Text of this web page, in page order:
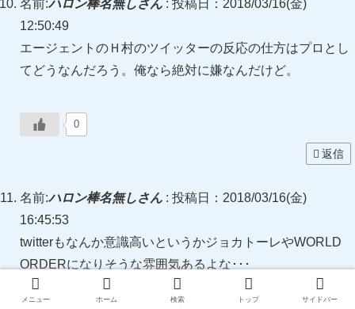
名前:ハロン棒名無しさん : 投稿日：2018/03/16(金)
12:50:49
エージェントのＨ村のツイッターの反応の仕方はプロとし
てどうなんだろう。俺なら絶対に嫌なんだけど。
0
返信
名前:ハロン棒名無しさん : 投稿日：2018/03/16(金)
16:45:53
twitterもなんか意識高いというかジョカトーレやWORLD
ORDERになりそうな雰囲気あるよな･･･
最終レースといえば中野省吾だったのに、アレ以来おかし
メニュー ホーム 検索 トップ サイドバー